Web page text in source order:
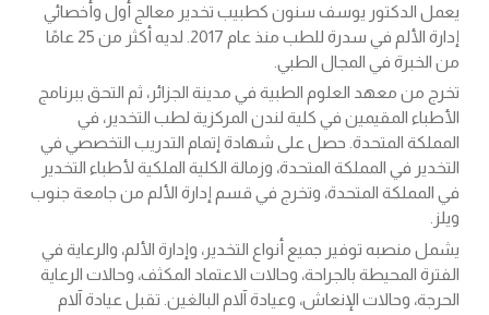
يعمل الدكتور يوسف سنون كطبيب تخدير معالج أول وأخصائي
إدارة الألم في سدرة للطب منذ عام 2017. لديه أكثر من 25 عامًا
من الخبرة في المجال الطبي.
تخرج من معهد العلوم الطبية في مدينة الجزائر، ثم التحق ببرنامج
الأطباء المقيمين في كلية لندن المركزية لطب التخدير، في
المملكة المتحدة. حصل على شهادة إتمام التدريب التخصصي في
التخدير في المملكة المتحدة، وزمالة الكلية الملكية لأطباء التخدير
في المملكة المتحدة، وتخرج في قسم إدارة الألم من جامعة جنوب
ويلز.
يشمل منصبه توفير جميع أنواع التخدير، وإدارة الألم، والرعاية في
الفترة المحيطة بالجراحة، وحالات الاعتماد المكثف، وحالات الرعاية
الحرجة، وحالات الإنعاش، وعيادة آلام البالغين. تقبل عيادة آلام